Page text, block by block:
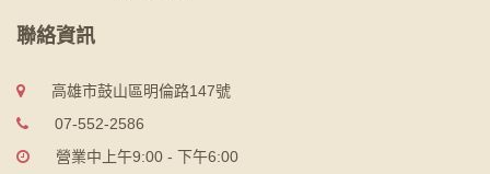
聯絡資訊
高雄市鼓山區明倫路147號
07-552-2586
營業中上午9:00 - 下午6:00